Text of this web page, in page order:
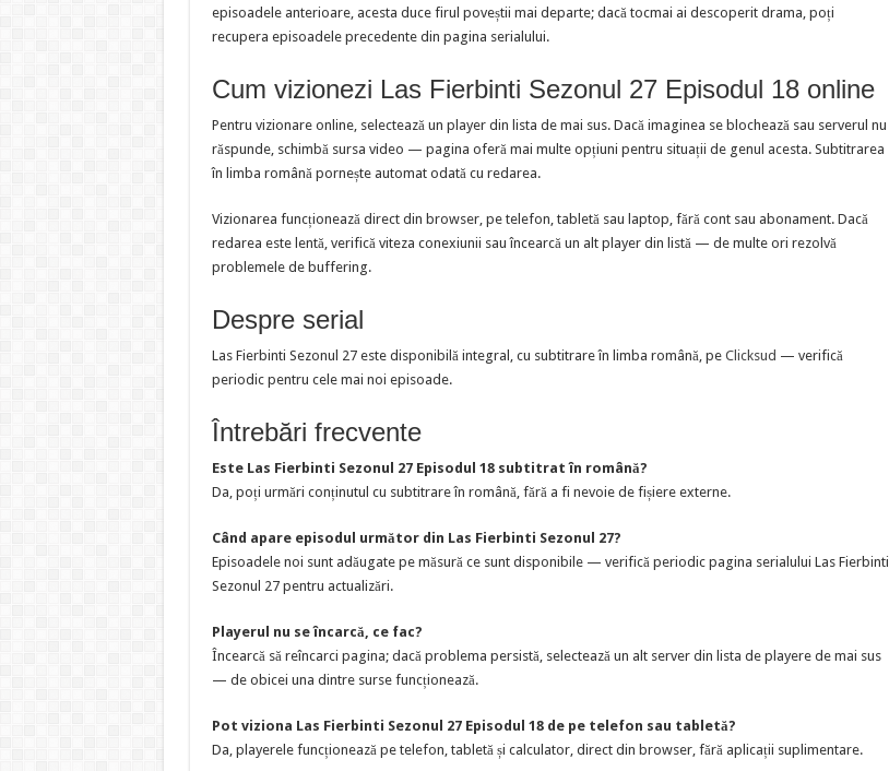
episoadele anterioare, acesta duce firul poveștii mai departe; dacă tocmai ai descoperit drama, poți
recupera episoadele precedente din pagina serialului.
Cum vizionezi Las Fierbinti Sezonul 27 Episodul 18 online
Pentru vizionare online, selectează un player din lista de mai sus. Dacă imaginea se blochează sau serverul nu
răspunde, schimbă sursa video — pagina oferă mai multe opțiuni pentru situații de genul acesta. Subtitrarea
în limba română pornește automat odată cu redarea.
Vizionarea funcționează direct din browser, pe telefon, tabletă sau laptop, fără cont sau abonament. Dacă
redarea este lentă, verifică viteza conexiunii sau încearcă un alt player din listă — de multe ori rezolvă
problemele de buffering.
Despre serial
Las Fierbinti Sezonul 27 este disponibilă integral, cu subtitrare în limba română, pe Clicksud — verifică
periodic pentru cele mai noi episoade.
Întrebări frecvente
Este Las Fierbinti Sezonul 27 Episodul 18 subtitrat în română?
Da, poți urmări conținutul cu subtitrare în română, fără a fi nevoie de fișiere externe.
Când apare episodul următor din Las Fierbinti Sezonul 27?
Episoadele noi sunt adăugate pe măsură ce sunt disponibile — verifică periodic pagina serialului Las Fierbinti
Sezonul 27 pentru actualizări.
Playerul nu se încarcă, ce fac?
Încearcă să reîncarci pagina; dacă problema persistă, selectează un alt server din lista de playere de mai sus
— de obicei una dintre surse funcționează.
Pot viziona Las Fierbinti Sezonul 27 Episodul 18 de pe telefon sau tabletă?
Da, playerele funcționează pe telefon, tabletă și calculator, direct din browser, fără aplicații suplimentare.